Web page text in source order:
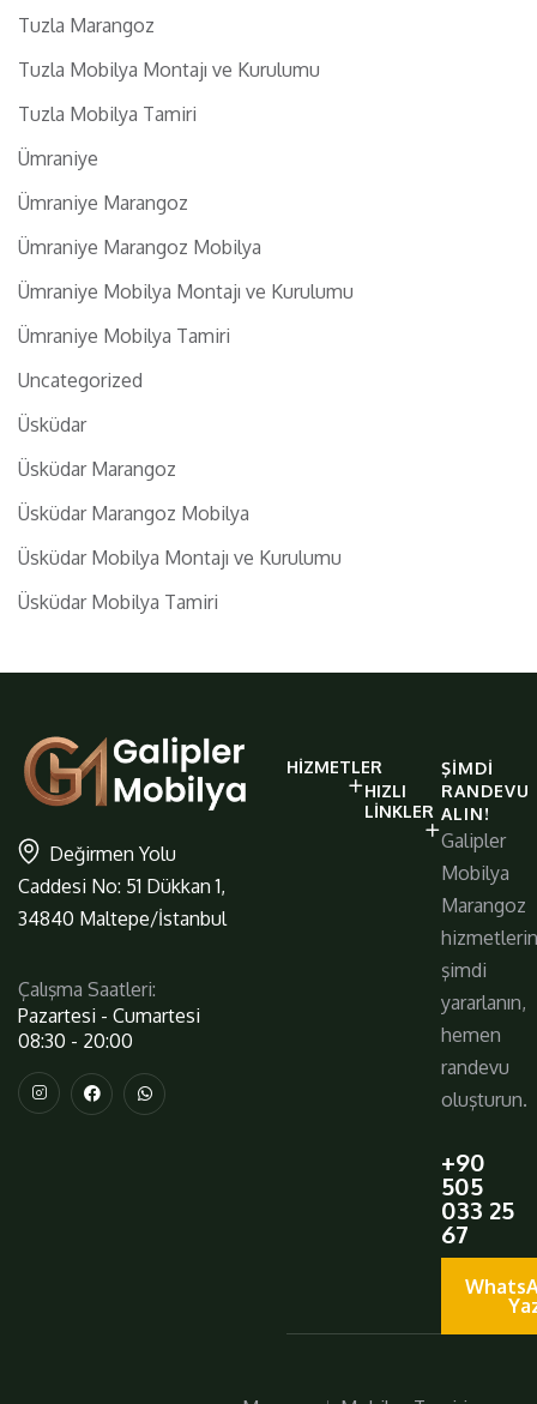
Tuzla Marangoz
Tuzla Mobilya Montajı ve Kurulumu
Tuzla Mobilya Tamiri
Ümraniye
Ümraniye Marangoz
Ümraniye Marangoz Mobilya
Ümraniye Mobilya Montajı ve Kurulumu
Ümraniye Mobilya Tamiri
Uncategorized
Üsküdar
Üsküdar Marangoz
Üsküdar Marangoz Mobilya
Üsküdar Mobilya Montajı ve Kurulumu
Üsküdar Mobilya Tamiri
Değirmen Yolu
Caddesi No: 51 Dükkan 1,
34840 Maltepe/İstanbul
Çalışma Saatleri:
Pazartesi - Cumartesi
08:30 - 20:00
galiplermobilya
https://
HIZMETLER
HIZLI
LINKLER
ŞIMDI
RANDEVU
ALIN!
Galipler
Mobilya
Marangoz
şimdi
yararlanın,
hemen
randevu
oluşturun.
+90
505
033 25
67